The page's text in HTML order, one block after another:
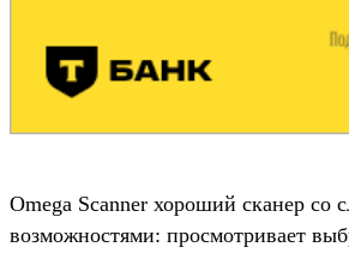
Omega Scanner хороший сканер со
возможностями: просмотривает